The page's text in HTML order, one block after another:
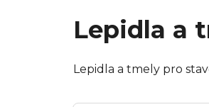
Lepidla a
Lepidla a tmely pro